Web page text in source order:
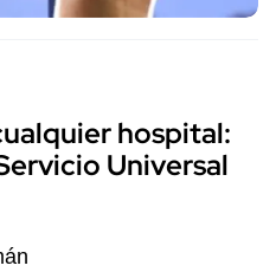
hospital:
Universal